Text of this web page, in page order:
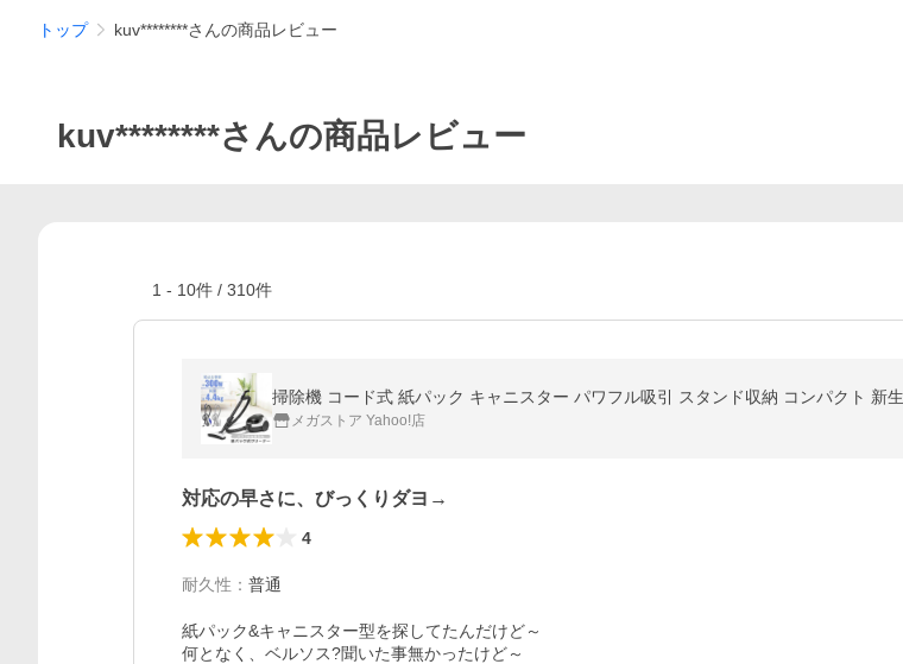
トップ kuv********さんの商品レビュー
kuv********さんの商品レビュー
1 - 10件 / 310件
掃除機 コード式 紙パック キャニスター パワフル吸引 スタンド収納 コンパクト 新
メガストア Yahoo!店
対応の早さに、びっくりダヨ→
4
耐久性 ： 普通
紙パック&キャニスター型を探してたんだけど～
何となく、ベルソス?聞いた事無かったけど～